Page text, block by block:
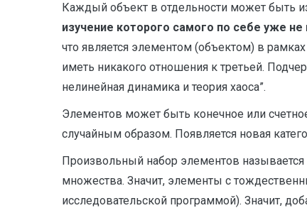
Каждый объект в отдельности может быть
изучение которого самого по себе уже
что является элементом (объектом) в
иметь никакого отношения к третьей.
нелинейная динамика и теория хаоса”.
Элементов может быть конечное или
случайным образом. Появляется новая
Произвольный набор элементов
множества. Значит, элементы с
исследовательской программой). Значит,